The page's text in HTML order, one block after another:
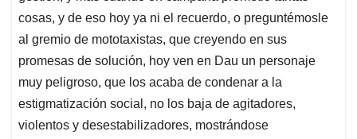
cosas, y de eso hoy ya ni el recuerdo, o preguntémosle
al gremio de mototaxistas, que creyendo en sus
promesas de solución, hoy ven en Dau un personaje
muy peligroso, que los acaba de condenar a la
estigmatización social, no los baja de agitadores,
violentos y desestabilizadores, mostrándose